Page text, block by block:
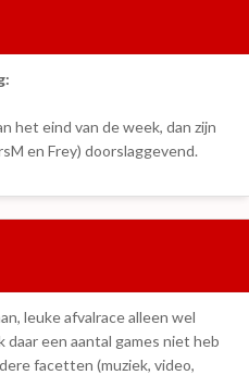
het eind van de week, dan zijn
en Frey) doorslaggevend.
leuke afvalrace alleen wel
een aantal games niet heb
facetten (muziek, video,